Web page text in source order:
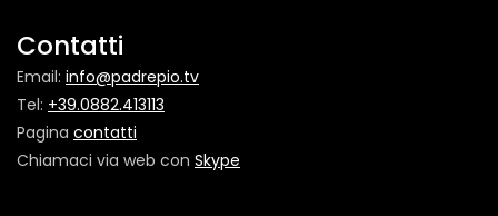
Contatti
Email: info@padrepio.tv
Tel: +39.0882.413113
Pagina contatti
Chiamaci via web con Skype